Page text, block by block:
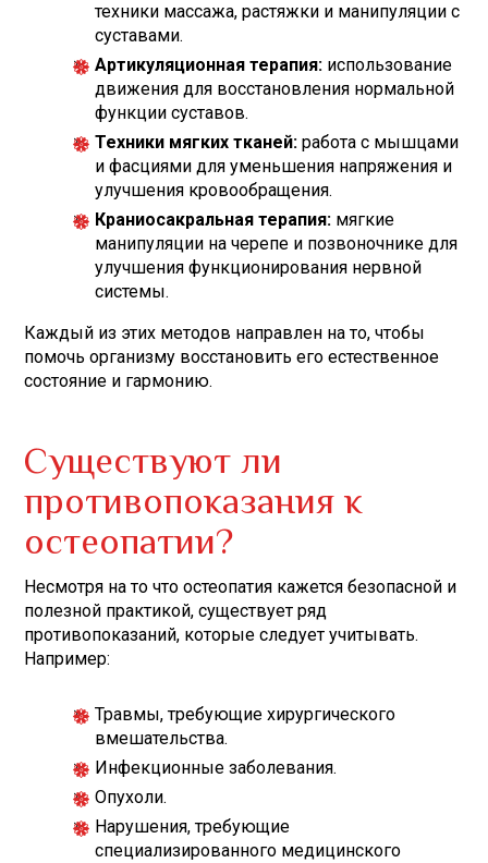
техники массажа, растяжки и манипуляции с
суставами.
Артикуляционная терапия: использование
движения для восстановления нормальной
функции суставов.
Техники мягких тканей: работа с мышцами
и фасциями для уменьшения напряжения и
улучшения кровообращения.
Краниосакральная терапия: мягкие
манипуляции на черепе и позвоночнике для
улучшения функционирования нервной
системы.
Каждый из этих методов направлен на то, чтобы
помочь организму восстановить его естественное
состояние и гармонию.
Существуют ли
противопоказания к
остеопатии?
Несмотря на то что остеопатия кажется безопасной и
полезной практикой, существует ряд
противопоказаний, которые следует учитывать.
Например:
Травмы, требующие хирургического
вмешательства.
Инфекционные заболевания.
Опухоли.
Нарушения, требующие
специализированного медицинского